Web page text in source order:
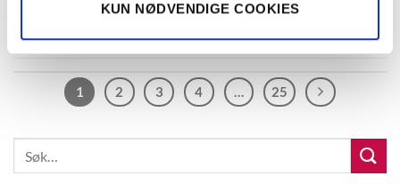
KUN NØDVENDIGE COOKIES
CONTINUE READING→
1 2 3 4 25